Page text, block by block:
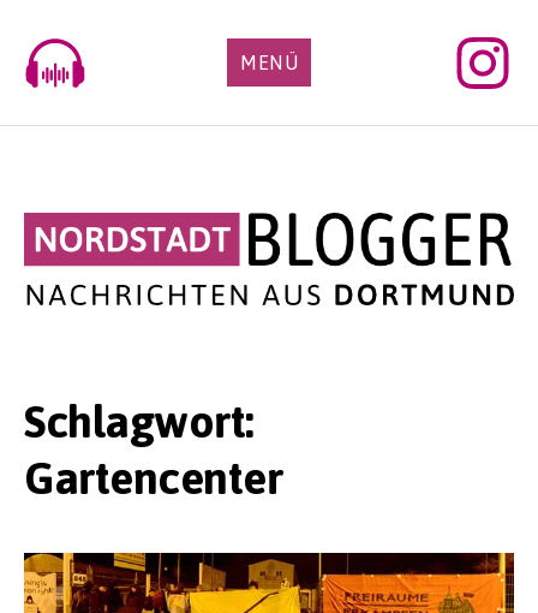
content
MENÜ
Schlagwort:
Gartencenter